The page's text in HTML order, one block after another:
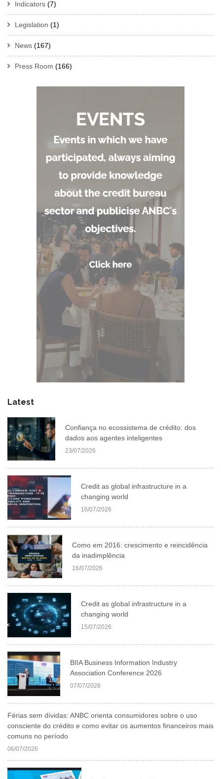
Indicators (7)
Legislation (1)
News (167)
Press Room (166)
Latest
Confiança no ecossistema de crédito: dos
dados aos agentes inteligentes
23/07/2026
Credit as global infrastructure in a
changing world
16/07/2026
Como em 2016: crescimento e reincidência
da inadimplência
16/07/2026
Credit as global infrastructure in a
changing world
15/07/2026
BIIA Business Information Industry
Association Conference 2026
07/07/2026
Férias sem dívidas: ANBC orienta consumidores sobre o uso
consciente do crédito e como evitar os aumentos financeiros mais
comuns no período
06/07/2026